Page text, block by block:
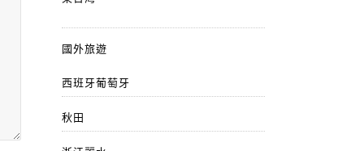
國外旅遊
西班牙葡萄牙
秋田